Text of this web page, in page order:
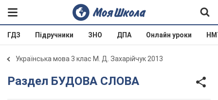
ГДЗ Підручники ЗНО ДПА Онлайн уроки
Українська мова 3 клас М. Д. Захарійчук 2013
Раздел БУДОВА СЛОВА